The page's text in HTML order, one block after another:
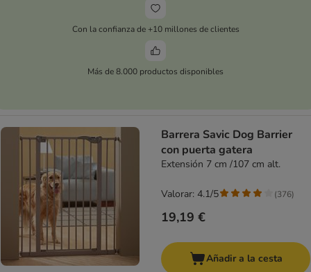
Con la confianza de +10 millones de clientes
Más de 8.000 productos disponibles
Barrera Savic Dog Barrier
con puerta gatera
Extensión 7 cm /107 cm alt.
19,19 €
Valorar: 4.1/5 (376)
Añadir a la cesta